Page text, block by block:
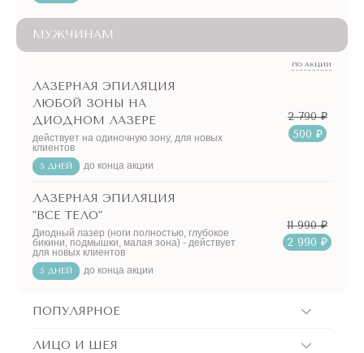
МУЖЧИНАМ
ПО АКЦИИ
ЛАЗЕРНАЯ ЭПИЛЯЦИЯ
ЛЮБОЙ ЗОНЫ НА
ДИОДНОМ ЛАЗЕРЕ
действует на одиночную зону, для новых
клиентов
5 ДНЕЙ до конца акции
2 790 ₽
500 ₽
ЛАЗЕРНАЯ ЭПИЛЯЦИЯ
"ВСЕ ТЕЛО"
Диодный лазер (ноги полностью, глубокое
бикини, подмышки, малая зона) - действует
для новых клиентов
5 ДНЕЙ до конца акции
11 990 ₽
2 990 ₽
ПОПУЛЯРНОЕ
ЛИЦО И ШЕЯ